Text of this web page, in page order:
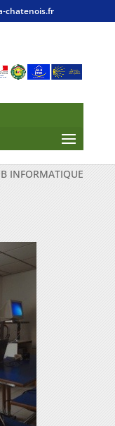
chatenois.fr
INFORMATIQUE